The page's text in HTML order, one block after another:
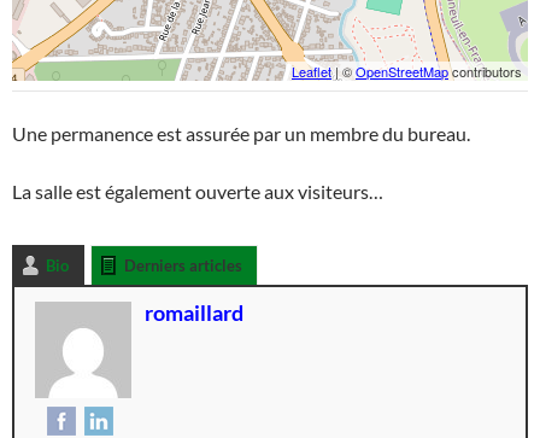
Leaflet| ©OpenStreetMapcontributors
Une permanence est assurée par un membre du bureau.
La salle est également ouverte aux visiteurs…
Bio Derniers articles
romaillard